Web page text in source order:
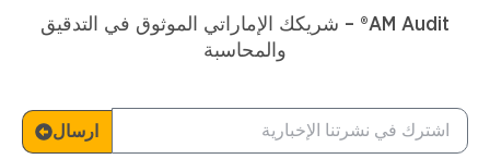
AM Audit® – شريكك الإماراتي الموثوق في التدقيق
والمحاسبة
ارسال